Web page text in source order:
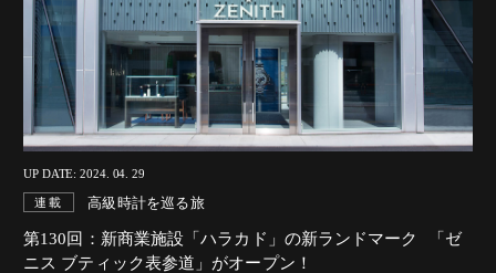
UP DATE: 2024. 04. 29
連載 高級時計を巡る旅
第130回：新商業施設「ハラカド」の新ランドマーク 「ゼ
ニス ブティック表参道」がオープン！